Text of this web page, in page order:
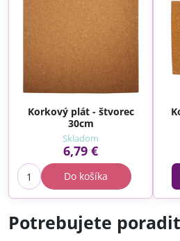
Korkový plát - štvorec
30cm
Skladom
6,79 €
Do košíka
Potrebujete